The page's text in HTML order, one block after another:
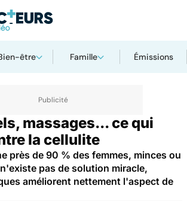
être Famille Émissions
massages... ce qui
la cellulite
près de 90 % des femmes, minces ou
pas de solution miracle,
améliorent nettement l'aspect de